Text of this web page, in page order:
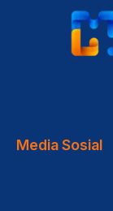
Media Sosial